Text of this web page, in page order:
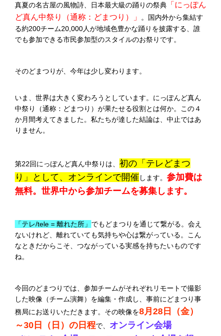
真夏の名古屋の風物詩、日本最大級の踊りの祭典 「にっぽん
ど真ん中祭り（通称：どまつり）」 。 国内外から集結す
る約200チーム20,000人が地域色豊かな踊りを披露する、誰
でも参加できる市民参加型のスタイルのお祭りです。
そのどまつりが、今年は少し変わります。
いま、世界は大きく変わろうとしています。にっぽんど真ん
中祭り（通称：どまつり）が果たせる役割とは何か。この４
か月間考えてきました。私たちが達した結論は、中止ではあ
りません。
第22回にっぽんど真ん中祭りは、 初の「テレどまつ
り」として、オンラインで開催 します。 参加費は
無料。世界中から参加チームを募集します。
「テレ/tele = 離れた所」 でもどまつりを通じて繋がる。会え
ないけれど、離れていても気持ちや心は繋がっている。こん
なときだからこそ、つながっている実感を持ちたいものです
ね。
今回のどまつりでは、参加チームがそれぞれリモートで撮影
した映像（チーム演舞）を編集・作成し、事前にどまつり事
務局にお送りいただきます。その映像を8月28日（金）
～30日（日）の日程で、 オンライン会場